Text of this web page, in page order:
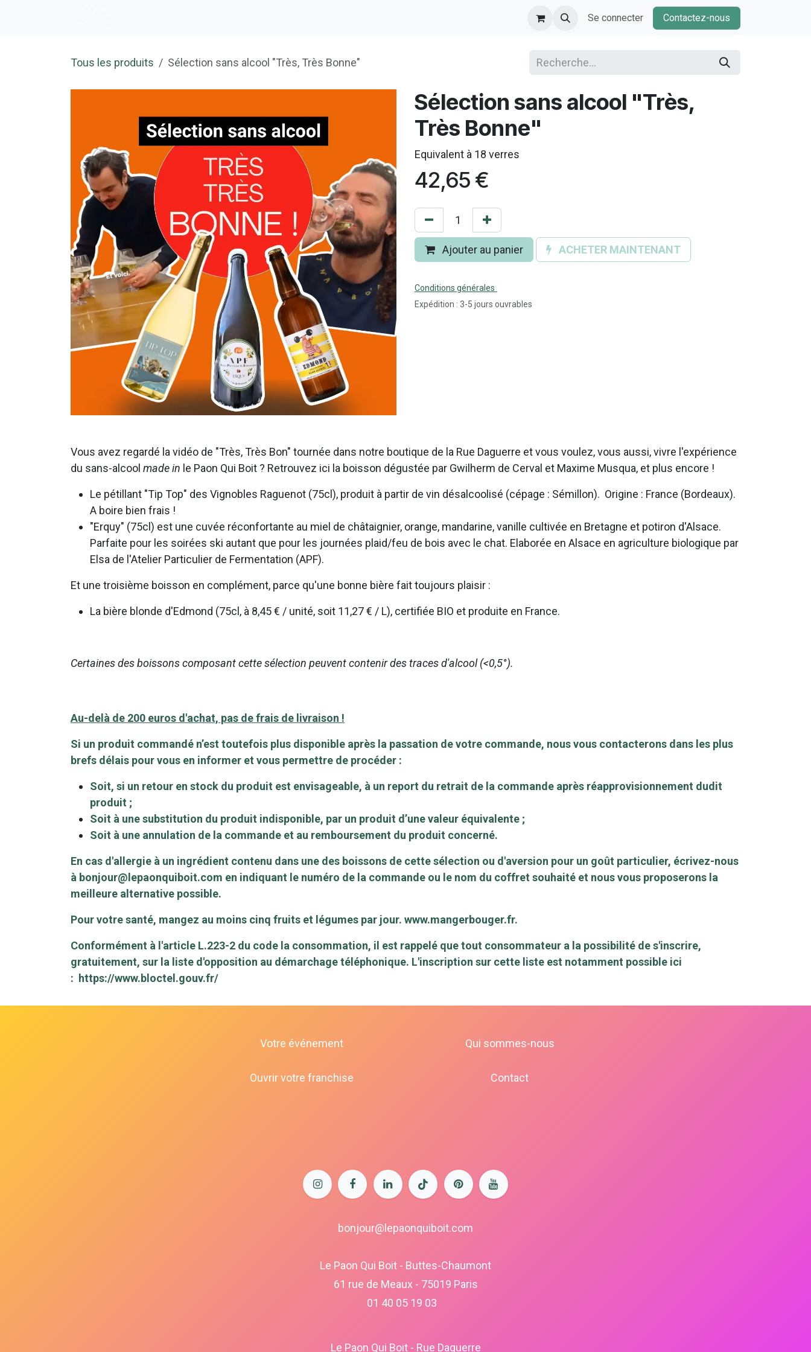
Se connecter Contactez-nous
Tous les produits Sélection sans alcool "Très, Très Bonne"
Sélection sans alcool "Très,
Très Bonne"
Equivalent à 18 verres
42,65 €
Ajouter au panier ACHETER MAINTENANT
Conditions générales
Expédition : 3-5 jours ouvrables
Vous avez regardé la vidéo de "Très, Très Bon" tournée dans notre boutique de la Rue Daguerre et vous voulez, vous aussi, vivre l'expérience
du sans-alcool made in le Paon Qui Boit ? Retrouvez ici la boisson dégustée par Gwilherm de Cerval et Maxime Musqua, et plus encore !
Le pétillant "Tip Top" des Vignobles Raguenot (75cl), produit à partir de vin désalcoolisé (cépage : Sémillon). Origine : France (Bordeaux).
A boire bien frais !
"Erquy" (75cl) est une cuvée réconfortante au miel de châtaignier, orange, mandarine, vanille cultivée en Bretagne et potiron d'Alsace.
Parfaite pour les soirées ski autant que pour les journées plaid/feu de bois avec le chat. Elaborée en Alsace en agriculture biologique par
Elsa de l'Atelier Particulier de Fermentation (APF).
Et une troisième boisson en complément, parce qu'une bonne bière fait toujours plaisir :
La bière blonde d'Edmond (75cl, à 8,45 € / unité, soit 11,27 € / L), certifiée BIO et produite en France.
Certaines des boissons composant cette sélection peuvent contenir des traces d'alcool (<0,5°).
Au-delà de 200 euros d'achat, pas de frais de livraison !
Si un produit commandé n’est toutefois plus disponible après la passation de votre commande, nous vous contacterons dans les plus
brefs délais pour vous en informer et vous permettre de procéder :
Soit, si un retour en stock du produit est envisageable, à un report du retrait de la commande après réapprovisionnement dudit
produit ;
Soit à une substitution du produit indisponible, par un produit d’une valeur équivalente ;
Soit à une annulation de la commande et au remboursement du produit concerné.
En cas d'allergie à un ingrédient contenu dans une des boissons de cette sélection ou d'aversion pour un goût particulier, écrivez-nous
à bonjour@lepaonquiboit.com en indiquant le numéro de la commande ou le nom du coffret souhaité et nous vous proposerons la
meilleure alternative possible.
Pour votre santé, mangez au moins cinq fruits et légumes par jour. www.mangerbouger.fr.
Conformément à l'article L.223-2 du code la consommation, il est rappelé que tout consommateur a la possibilité de s'inscrire,
gratuitement, sur la liste d'opposition au démarchage téléphonique. L'inscription sur cette liste est notamment possible ici
: https://www.bloctel.gouv.fr/
bonjour@lepaonquiboit.com
Le Paon Qui Boit - Buttes-Chaumont
61 rue de Meaux - 75019 Paris
01 40 05 19 03
Le Paon Qui Boit - Rue Daguerre
Qui sommes-nous
Contact
Votre événement
Ouvrir votre franchise